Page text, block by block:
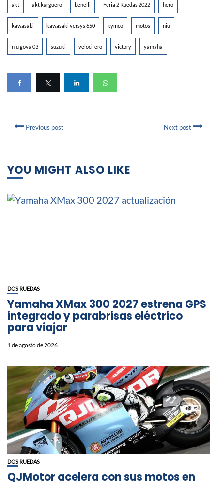
akt akt karguero benelli Feria 2 Ruedas 2022 hero
kawasaki kawasaki versys 650 kymco motos niu
niu gova 03 suzuki velocifero victory yamaha
Previous post Next post
YOU MIGHT ALSO LIKE
DOS RUEDAS
Yamaha XMax 300 2027 estrena GPS
integrado y parabrisas eléctrico
para viajar
1 de agosto de 2026
DOS RUEDAS
QJMotor acelera con sus motos en